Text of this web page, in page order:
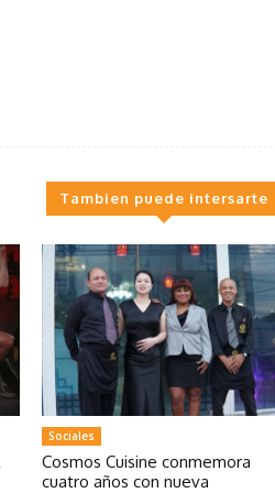
Tambien puede intersarte
Sociales
Cosmos Cuisine conmemora
cuatro años con nueva